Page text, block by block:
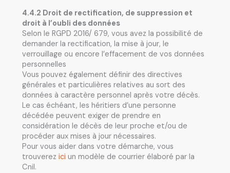
4.4.2 Droit de rectification, de suppression et
droit à l’oubli des données
Selon le RGPD 2016/ 679, vous avez la possibilité de
demander la rectification, la mise à jour, le
verrouillage ou encore l’effacement de vos données
personnelles
Vous pouvez également définir des directives
générales et particulières relatives au sort des
données à caractère personnel après votre décès.
Le cas échéant, les héritiers d’une personne
décédée peuvent exiger de prendre en
considération le décès de leur proche et/ou de
procéder aux mises à jour nécessaires.
Pour vous aider dans votre démarche, vous
trouverez ici un modèle de courrier élaboré par la
Cnil.